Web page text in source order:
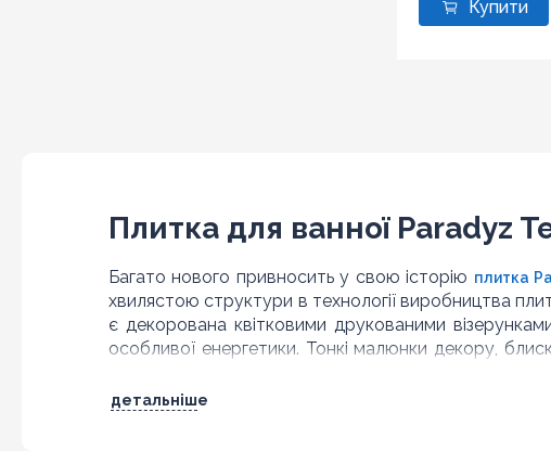
Плитка для ванної Paradyz
Багато нового привносить у свою історію плитка
хвилястою структури в технології виробництва
є декорована квітковими друкованими
особливої енергетики. Тонкі малюнки декору,
Колірна палітра Paradyz
детальніше